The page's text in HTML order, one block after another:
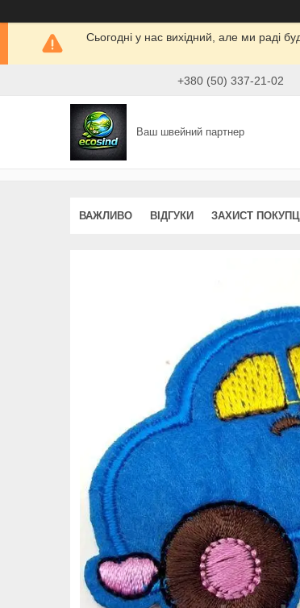
Сьогодні у нас вихідний, але ми раді
+380 (50) 337-21-02
Ваш швейний партнер
ВАЖЛИВО ВІДГУКИ ЗАХИСТ